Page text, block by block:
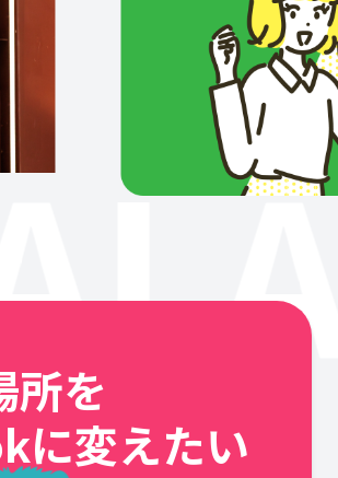
所を
に変えたい